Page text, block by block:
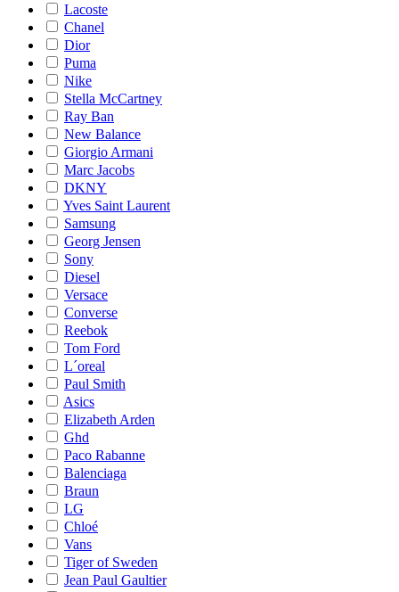
Lacoste
Chanel
Dior
Puma
Nike
Stella McCartney
Ray Ban
New Balance
Giorgio Armani
Marc Jacobs
DKNY
Yves Saint Laurent
Samsung
Georg Jensen
Sony
Diesel
Versace
Converse
Reebok
Tom Ford
L´oreal
Paul Smith
Asics
Elizabeth Arden
Ghd
Paco Rabanne
Balenciaga
Braun
LG
Chloé
Vans
Tiger of Sweden
Jean Paul Gaultier